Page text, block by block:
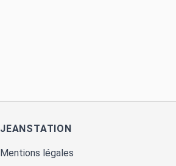
JEANSTATION
Mentions légales